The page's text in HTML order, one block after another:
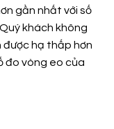
gần nhất với số
khách không
được hạ thấp hơn
đo vòng eo của